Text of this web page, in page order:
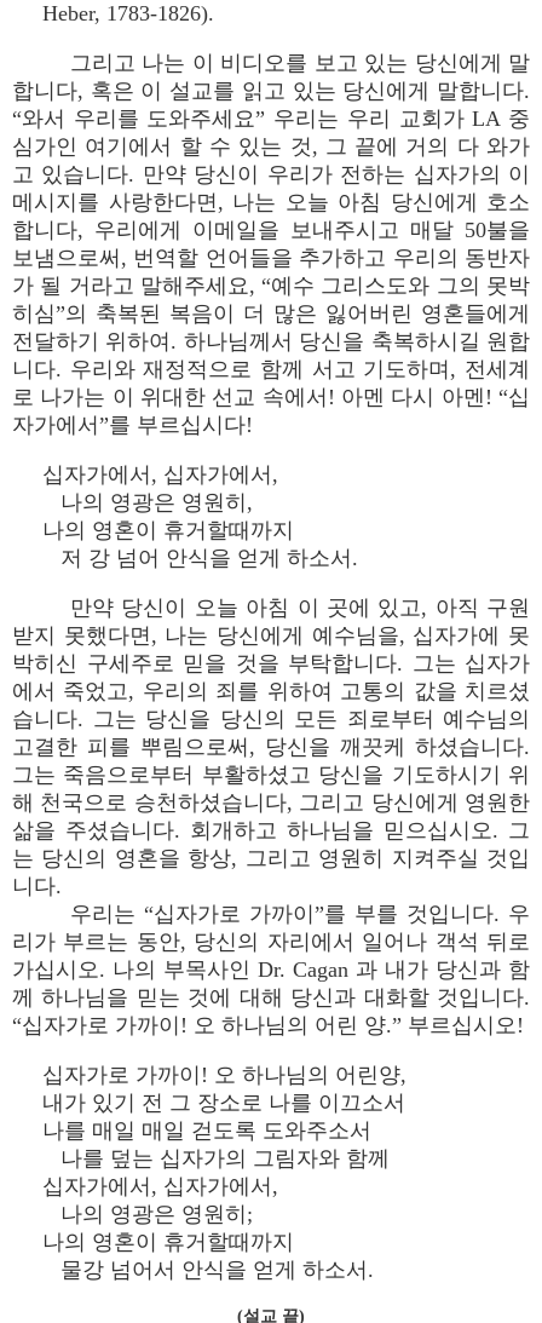
Heber, 1783-1826).
그리고 나는 이 비디오를 보고 있는 당신에게 말
합니다, 혹은 이 설교를 읽고 있는 당신에게 말합니다.
“와서 우리를 도와주세요” 우리는 우리 교회가 LA 중
심가인 여기에서 할 수 있는 것, 그 끝에 거의 다 와가
고 있습니다. 만약 당신이 우리가 전하는 십자가의 이
메시지를 사랑한다면, 나는 오늘 아침 당신에게 호소
합니다, 우리에게 이메일을 보내주시고 매달 50불을
보냄으로써, 번역할 언어들을 추가하고 우리의 동반자
가 될 거라고 말해주세요, “예수 그리스도와 그의 못박
히심”의 축복된 복음이 더 많은 잃어버린 영혼들에게
전달하기 위하여. 하나님께서 당신을 축복하시길 원합
니다. 우리와 재정적으로 함께 서고 기도하며, 전세계
로 나가는 이 위대한 선교 속에서! 아멘 다시 아멘! “십
자가에서”를 부르십시다!
십자가에서, 십자가에서,
나의 영광은 영원히,
나의 영혼이 휴거할때까지
저 강 넘어 안식을 얻게 하소서.
만약 당신이 오늘 아침 이 곳에 있고, 아직 구원
받지 못했다면, 나는 당신에게 예수님을, 십자가에 못
박히신 구세주로 믿을 것을 부탁합니다. 그는 십자가
에서 죽었고, 우리의 죄를 위하여 고통의 값을 치르셨
습니다. 그는 당신을 당신의 모든 죄로부터 예수님의
고결한 피를 뿌림으로써, 당신을 깨끗케 하셨습니다.
그는 죽음으로부터 부활하셨고 당신을 기도하시기 위
해 천국으로 승천하셨습니다, 그리고 당신에게 영원한
삶을 주셨습니다. 회개하고 하나님을 믿으십시오. 그
는 당신의 영혼을 항상, 그리고 영원히 지켜주실 것입
니다.
우리는 “십자가로 가까이”를 부를 것입니다. 우
리가 부르는 동안, 당신의 자리에서 일어나 객석 뒤로
가십시오. 나의 부목사인 Dr. Cagan 과 내가 당신과 함
께 하나님을 믿는 것에 대해 당신과 대화할 것입니다.
“십자가로 가까이! 오 하나님의 어린 양.” 부르십시오!
십자가로 가까이! 오 하나님의 어린양,
내가 있기 전 그 장소로 나를 이끄소서
나를 매일 매일 걷도록 도와주소서
나를 덮는 십자가의 그림자와 함께
십자가에서, 십자가에서,
나의 영광은 영원히;
나의 영혼이 휴거할때까지
물강 넘어서 안식을 얻게 하소서.
(설교 끝)